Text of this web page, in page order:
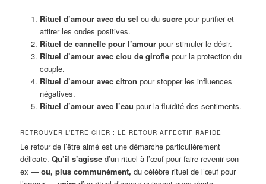
Rituel d’amour avec du sel ou du sucrepour purifier et
attirer les ondes positives.
Rituel de cannelle pour l’amourpour stimuler le désir.
Rituel d’amour avec clou de giroflepour la protection du
couple.
Rituel d’amour avec citron pour stopper les influences
négatives.
Rituel d’amour avec l’eau pour la fluidité des sentiments.
RETROUVER L’ÊTRE CHER : LE RETOUR AFFECTIF RAPIDE
Le retour de l’être aimé est une démarche particulièrement
délicate.Qu’il s’agisse d’un rituel à l’œuf pour faire revenir son
ex —ou, plus communément, du célèbre rituel de l’œuf pour